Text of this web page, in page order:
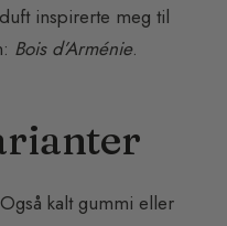
inspirerte meg til
Bois d’Arménie.
kalt gummi eller